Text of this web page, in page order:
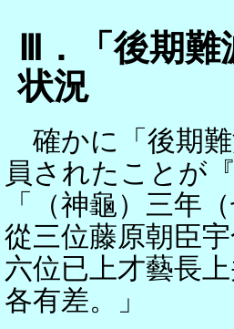
Ⅲ．「後期難
状況
確かに「後期
員されたことが
「（神龜）三年
從三位藤原朝臣
六位已上才藝長
各有差。」